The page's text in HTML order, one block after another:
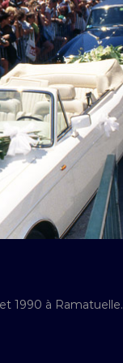
1990 à Ramatuelle.